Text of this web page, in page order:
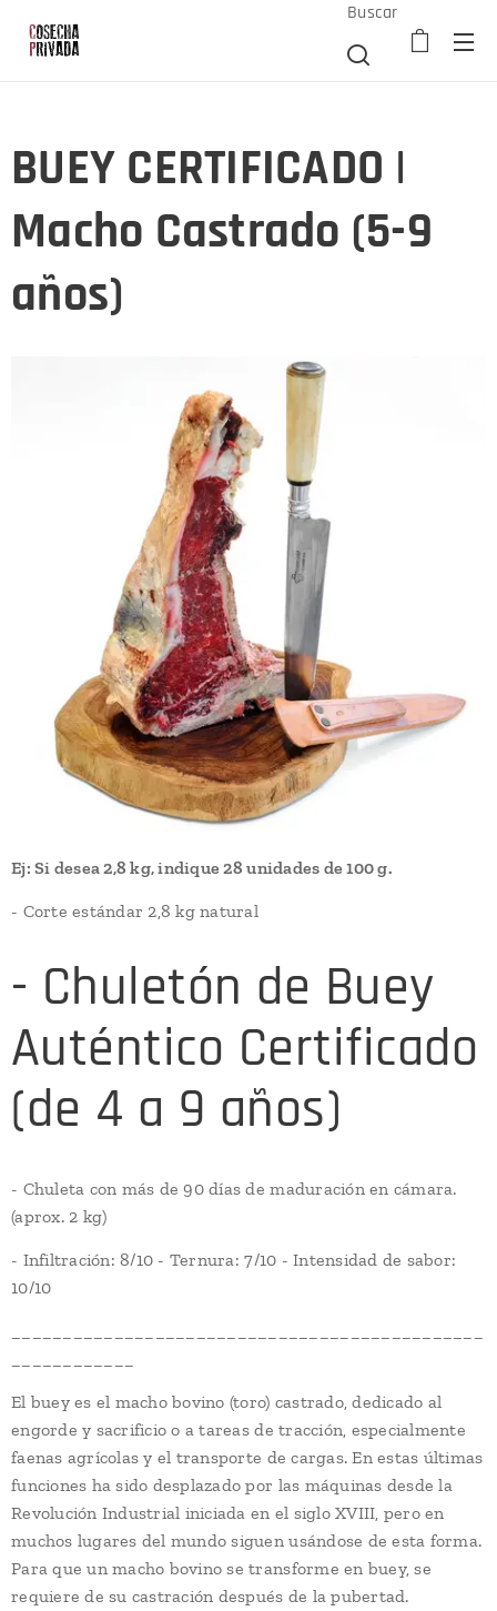
Buscar
BUEY CERTIFICADO |
Macho Castrado (5-9
años)
Ej: Si desea 2,8 kg, indique 28 unidades de 100 g.
- Corte estándar 2,8 kg natural
- Chuletón de Buey
Auténtico Certificado
(de 4 a 9 años)
- Chuleta con más de 90 días de maduración en cámara.
(aprox. 2 kg)
- Infiltración: 8/10 - Ternura: 7/10 - Intensidad de sabor:
10/10
El buey es el macho bovino (toro) castrado, dedicado al
engorde y sacrificio o a tareas de tracción, especialmente
faenas agrícolas y el transporte de cargas. En estas últimas
funciones ha sido desplazado por las máquinas desde la
Revolución Industrial iniciada en el siglo XVIII, pero en
muchos lugares del mundo siguen usándose de esta forma.
Para que un macho bovino se transforme en buey, se
requiere de su castración después de la pubertad.